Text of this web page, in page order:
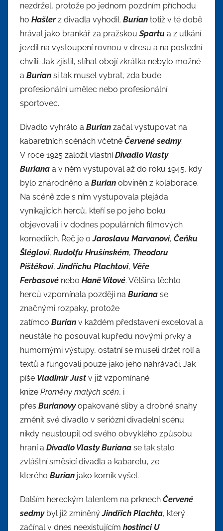
nezdržel, protože po jednom pozdním příchodu
ho Hašlerz divadla vyhodil. Burian totiž v té době
hrával jako brankář za pražskouSpartu a z utkání
jezdil na vystoupení rovnou v dresu a na poslední
chvíli. Jak zjistil, stíhat obojí zkrátka nebylo možné
a Burian si tak musel vybrat, zda bude
profesionální umělec nebo profesionální
sportovec.
Divadlo vyhrálo a Burian začal vystupovat na
kabaretních scénách včetně Červené sedmy.
V roce 1925 založil vlastníDivadlo Vlasty
Buriana a v něm vystupoval až do roku 1945, kdy
bylo znárodněno a Burian obviněn z kolaborace.
Na scéně zde s ním vystupovala plejáda
vynikajících herců, kteří se po jeho boku
objevovali i v dodnes populárních filmových
komediích. Řeč je oJaroslavu Marvanovi, Čeňku
Šléglovi, Rudolfu Hrušínském, Theodoru
Pištěkovi,Jindřichu Plachtovi, Věře
Ferbasové nebo Haně Vítové. Většina těchto
herců vzpomínala později na Buriana se
značnými rozpaky, protože
zatímco Burian v každém představení exceloval a
neustále ho posouval kupředu novými prvky a
humornými výstupy, ostatní se museli držet rolí a
textů a fungovali pouze jako jeho nahrávači. Jak
píše Vladimír Just v již vzpomínané
knize Proměny malých scén, i
přes Burianovyopakované sliby a drobné snahy
změnit své divadlo v seriózní divadelní scénu
nikdy neustoupil od svého obvyklého způsobu
hraní a Divadlo Vlasty Buriana se tak stalo
zvláštní směsicí divadla a kabaretu, ze
kterého Burian jako komik vyšel.
Dalším hereckým talentem na prknech Červené
sedmybyl již zmíněnýJindřich Plachta, který
začínal v dnes neexistujícím hostinci U